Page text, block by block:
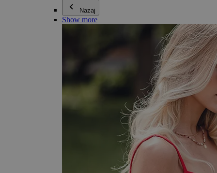
Nazaj
Show more